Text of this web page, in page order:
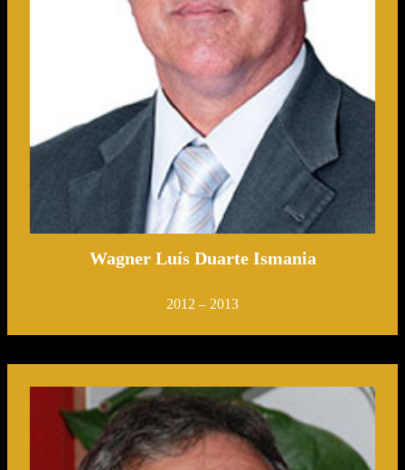
Wagner Luís Duarte Ismania
2012 – 2013